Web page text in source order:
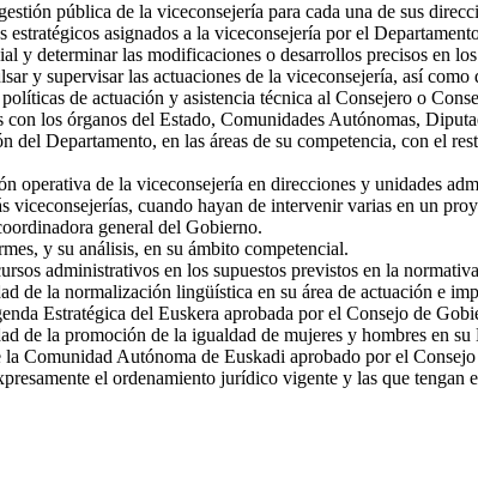
pública de la viceconsejería para cada una de sus
estratégicos asignados a la viceconsejería por el
y determinar las modificaciones o desarrollos precisos en
y supervisar las actuaciones de la viceconsejería, así
de actuación y asistencia técnica al Consejero o
con los órganos del Estado, Comunidades Autónomas,
del Departamento, en las áreas de su competencia, con el
operativa de la viceconsejería en direcciones y unidades
viceconsejerías, cuando hayan de intervenir varias en un
general del Gobierno.
y su análisis, en su ámbito competencial.
administrativos en los supuestos previstos en la
de la normalización lingüística en su área de actuación e
Estratégica del Euskera aprobada por el Consejo de
de la promoción de la igualdad de mujeres y hombres en
Comunidad Autónoma de Euskadi aprobado por el
el ordenamiento jurídico vigente y las que